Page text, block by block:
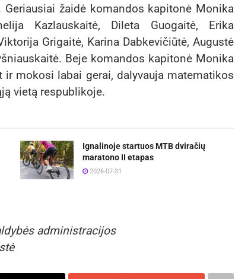
žaidė komandos kapitonė Monika
Kazlauskaitė, Dileta Guogaitė, Erika
Grigaitė, Karina Dabkevičiūtė, Augustė
Beje komandos kapitonė Monika
mokosi labai gerai, dalyvauja matematikos
vietą respublikoje.
Ignalinoje startuos MTB dviračių
maratono II etapas
2026-07-31
administracijos